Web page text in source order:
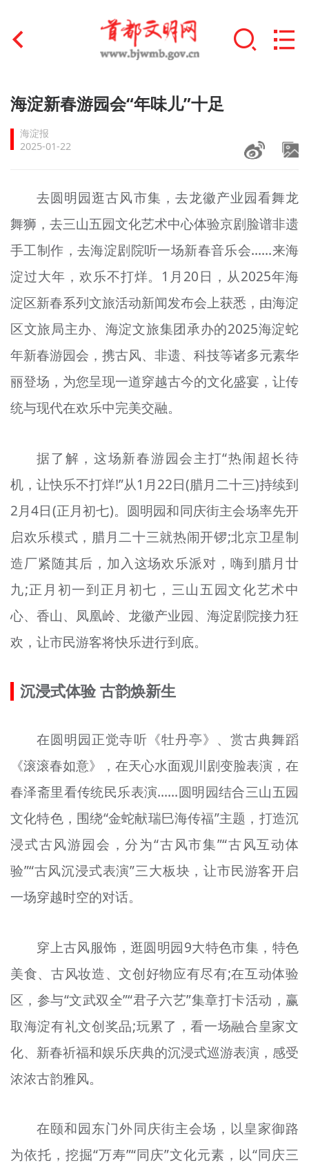
首页
文明创建
文明培育
+
未成年人思想道德建设
榜样人物
+
身边好人
文明评论
北京宣传文化引导基金
宣传思想文化人才
资料库
+
海淀新春游园会“年味儿”十足
海淀报
2025-01-22
去圆明园逛古风市集，去龙徽产业园看舞龙
舞狮，去三山五园文化艺术中心体验京剧脸谱非遗
手工制作，去海淀剧院听一场新春音乐会……来海
淀过大年，欢乐不打烊。1月20日，从2025年海
淀区新春系列文旅活动新闻发布会上获悉，由海淀
区文旅局主办、海淀文旅集团承办的2025海淀蛇
年新春游园会，携古风、非遗、科技等诸多元素华
丽登场，为您呈现一道穿越古今的文化盛宴，让传
统与现代在欢乐中完美交融。
据了解，这场新春游园会主打“热闹超长待
机，让快乐不打烊!”从1月22日(腊月二十三)持续到
2月4日(正月初七)。圆明园和同庆街主会场率先开
启欢乐模式，腊月二十三就热闹开锣;北京卫星制
造厂紧随其后，加入这场欢乐派对，嗨到腊月廿
九;正月初一到正月初七，三山五园文化艺术中
心、香山、凤凰岭、龙徽产业园、海淀剧院接力狂
欢，让市民游客将快乐进行到底。
沉浸式体验 古韵焕新生
在圆明园正觉寺听《牡丹亭》、赏古典舞蹈
《滚滚春如意》，在天心水面观川剧变脸表演，在
春泽斋里看传统民乐表演……圆明园结合三山五园
文化特色，围绕“金蛇献瑞巳海传福”主题，打造沉
浸式古风游园会，分为“古风市集”“古风互动体
验”“古风沉浸式表演”三大板块，让市民游客开启
一场穿越时空的对话。
穿上古风服饰，逛圆明园9大特色市集，特色
美食、古风妆造、文创好物应有尽有;在互动体验
区，参与“文武双全”“君子六艺”集章打卡活动，赢
取海淀有礼文创奖品;玩累了，看一场融合皇家文
化、新春祈福和娱乐庆典的沉浸式巡游表演，感受
浓浓古韵雅风。
在颐和园东门外同庆街主会场，以皇家御路
为依托，挖掘“万寿”“同庆”文化元素，以“同庆三